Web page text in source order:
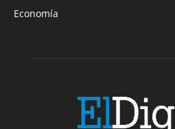
Economía